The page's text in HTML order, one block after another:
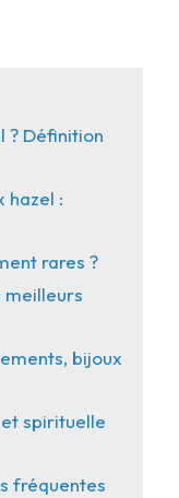
? Définition
hazel :
rares ?
meilleurs
bijoux
spirituelle
fréquentes